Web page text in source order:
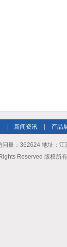
新闻资讯 产品
问量：362624 地址：
Reserved 版权所